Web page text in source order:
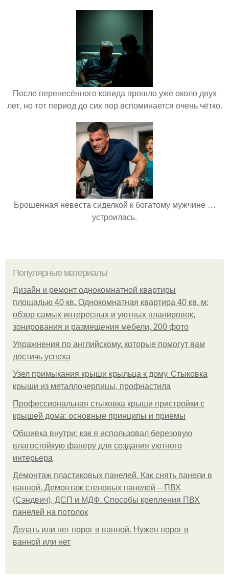
После перенесённого ковида прошло уже около двух
лет, но тот период до сих пор вспоминается очень чётко.
Брошенная невеста сиделкой к богатому мужчине …
устроилась.
Популярные материалы
Дизайн и ремонт однокомнатной квартиры
площадью 40 кв. Однокомнатная квартира 40 кв. м:
обзор самых интересных и уютных планировок,
зонирования и размещения мебели, 200 фото
Упражнения по английскому, которые помогут вам
достичь успеха
Узел примыкания крыши крыльца к дому. Стыковка
крыши из металлочерпицы, профнастила
Профессиональная стыковка крыши пристройки с
крышей дома: основные принципы и приемы
Обшивка внутри: как я использовал березовую
влагостойкую фанеру для создания уютного
интерьера
Демонтаж пластиковых панелей. Как снять панели в
ванной. Демонтаж стеновых панелей – ПВХ
(Сэндвич), ДСП и МДФ. Способы крепления ПВХ
панелей на потолок
Делать или нет порог в ванной. Нужен порог в
ванной или нет